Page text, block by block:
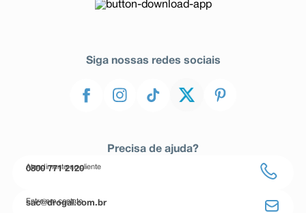
Siga nossas redes sociais
Precisa de ajuda?
Atendimento ao cliente
0800 771 2120
Entre em contato
sac@drogal.com.br